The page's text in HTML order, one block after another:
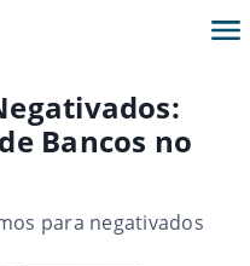
Bancos no
para negativados